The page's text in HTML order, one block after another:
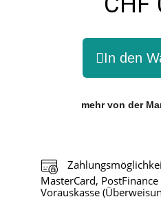
In den
mehr von der
MasterCard,
Vorauskasse